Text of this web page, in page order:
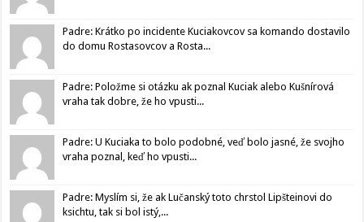
Padre: Krátko po incidente Kuciakovcov sa komando dostavilo
do domu Rostasovcov a Rosta...
Padre: Položme si otázku ak poznal Kuciak alebo Kušnírová
vraha tak dobre, že ho vpusti...
Padre: U Kuciaka to bolo podobné, veď bolo jasné, že svojho
vraha poznal, keď ho vpusti...
Padre: Myslím si, že ak Lučanský toto chrstol Lipšteinovi do
ksichtu, tak si bol istý,...